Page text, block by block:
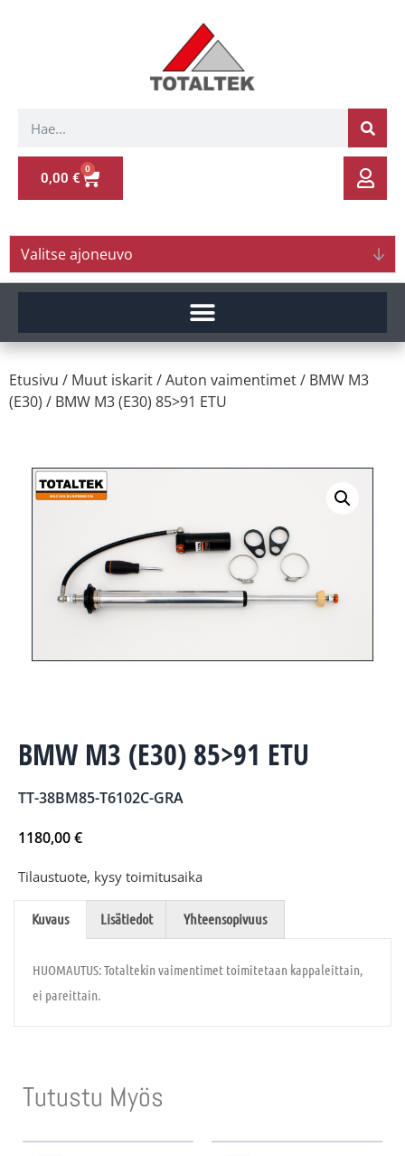
0,00 €
0
Valitse ajoneuvo
Etusivu / Muut iskarit/Auton vaimentimet/ BMW M3
(E30) / BMW M3 (E30) 85>91 ETU
BMW M3 (E30) 85>91 ETU
TT-38BM85-T6102C-GRA
1180,00€
Tilaustuote, kysy toimitusaika
Kuvaus Lisätiedot Yhteensopivuus
HUOMAUTUS: Totaltekin vaimentimet toimitetaan kappaleittain,
ei pareittain.
Tutustu Myös